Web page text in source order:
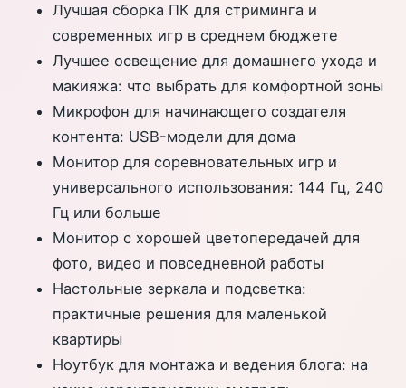
Лучшая сборка ПК для стриминга и
современных игр в среднем бюджете
Лучшее освещение для домашнего ухода и
макияжа: что выбрать для комфортной зоны
Микрофон для начинающего создателя
контента: USB-модели для дома
Монитор для соревновательных игр и
универсального использования: 144 Гц, 240
Гц или больше
Монитор с хорошей цветопередачей для
фото, видео и повседневной работы
Настольные зеркала и подсветка:
практичные решения для маленькой
квартиры
Ноутбук для монтажа и ведения блога: на